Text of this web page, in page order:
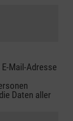
Mail-Adresse
Daten aller